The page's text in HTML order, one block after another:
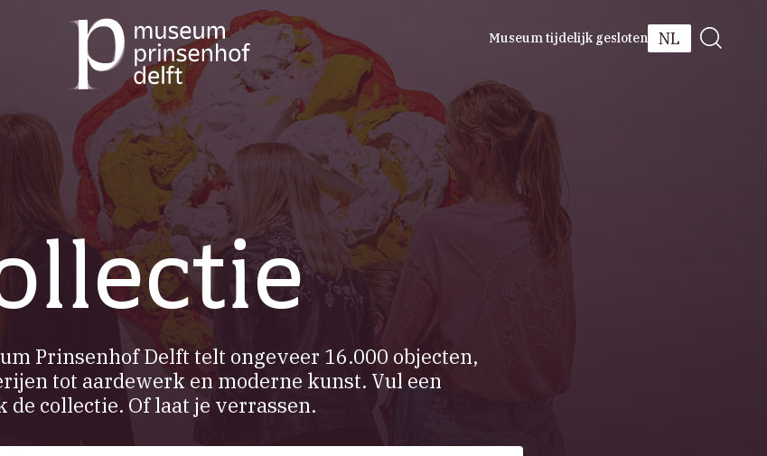
Ga
naar
de
homepage
Museum tijdelijk gesloten NL
Prinsenhof Delft telt ongeveer 16.000 objecten,
tot aardewerk en moderne kunst. Vul een
de collectie. Of laat je verrassen.